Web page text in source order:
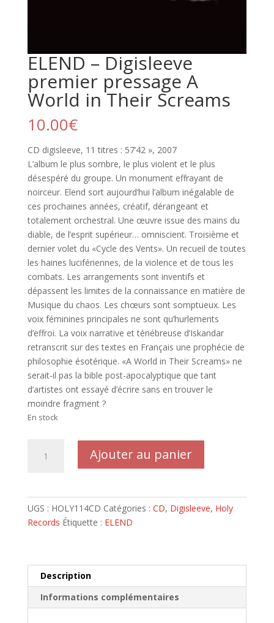
ELEND – Digisleeve
premier pressage A
World in Their Screams
10.00€
CD digisleeve, 11 titres : 57’42 », 2007
L’album le plus sombre, le plus violent et le plus
désespéré du groupe. Un monument effrayant de
noirceur. Elend sort aujourd’hui l’album inégalable de
ces prochaines années, créatif, dérangeant et
totalement orchestral. Une œuvre issue des mains du
diable, de l’esprit supérieur… omniscient. Troisième et
dernier volet du «Cycle des Vents». Un recueil de toutes
les haines lucifériennes, de la violence et de tous les
combats. Les arrangements sont inventifs et
dépassent les limites de la connaissance en matière de
Musique du chaos. Les chœurs sont somptueux. Les
voix féminines principales ne sont qu’hurlements
d’effroi. La voix narrative et ténébreuse d’Iskandar
retranscrit sur des textes en Français une prophécie de
philosophie ésotérique. «A World in Their Screams» ne
serait-il pas la bible post-apocalyptique que tant
d’artistes ont essayé d’écrire sans en trouver le
moindre fragment ?
En stock
premier
Their
Screams
Ajouter au panier
UGS : HOLY114CD Catégories : CD, Digisleeve, Holy
Records Étiquette : ELEND
Description
Informations complémentaires